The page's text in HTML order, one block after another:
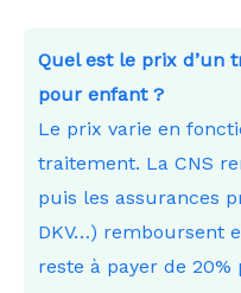
Quel est le prix d’un
pour enfant ?
Le prix varie en
traitement. La CNS
puis les assurances
DKV…) remboursent
reste à payer de